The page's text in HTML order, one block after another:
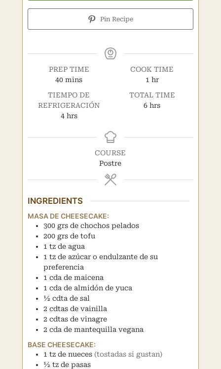
Pin Recipe
PREP TIME
40minutes
mins
COOK TIME
1 hour
hr
TIEMPO DE
REFRIGERACIÓN
4hours
hrs
TOTAL TIME
6hours
hrs
COURSE
Postre
INGREDIENTS
MASA DE CHEESECAKE:
300 grs de chochos pelados
200 grs de tofu
1 tz de agua
1 tz de azúcar o endulzante de su
preferencia
1 cda de maicena
1 cda de almidón de yuca
½ cdta de sal
2 cdtas de vainilla
2 cdtas de vinagre
2 cda de mantequilla vegana
BASE CHEESECAKE:
1 tz de nueces (tostadas si gustan)
½ tz de pasas